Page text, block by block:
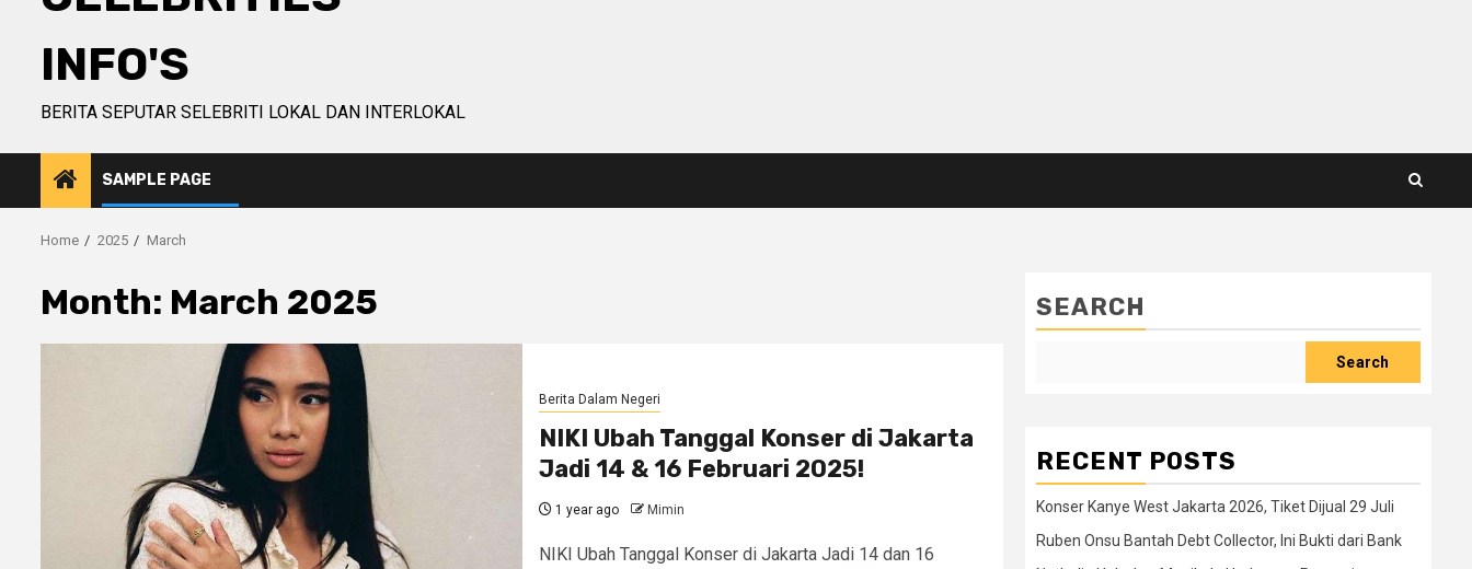
INFO'S
BERITA SEPUTAR SELEBRITI LOKAL DAN INTERLOKAL
SAMPLE PAGE
Home 2025 March
Month: March 2025
Berita Dalam Negeri
NIKI Ubah Tanggal Konser di Jakarta
Jadi 14 & 16 Februari 2025!
1 year ago Mimin
NIKI Ubah Tanggal Konser di Jakarta Jadi 14 dan 16
SEARCH
Search
RECENT POSTS
Konser Kanye West Jakarta 2026, Tiket Dijual 29 Juli
Ruben Onsu Bantah Debt Collector, Ini Bukti dari Bank